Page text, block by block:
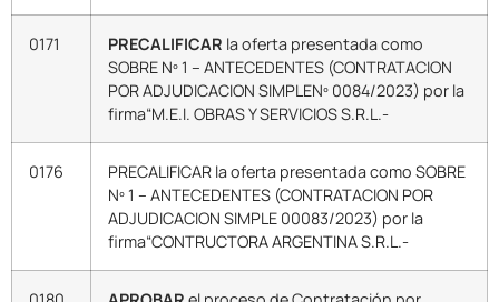
0171 PRECALIFICAR la oferta presentada como
SOBRE Nº 1 – ANTECEDENTES (CONTRATACION
POR ADJUDICACION SIMPLENº 0084/2023) por la
firma“M.E.I. OBRAS Y SERVICIOS S.R.L.-
0176
PRECALIFICAR la oferta presentada como SOBRE
Nº 1 – ANTECEDENTES (CONTRATACION POR
ADJUDICACION SIMPLE 00083/2023) por la
firma“CONTRUCTORA ARGENTINA S.R.L.-